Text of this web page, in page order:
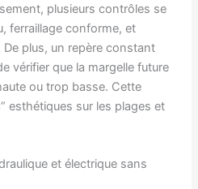
plusieurs contrôles se
ferraillage conforme, et
plus, un repère constant
vérifier que la margelle future
ou trop basse. Cette
esthétiques sur les plages et
et électrique sans